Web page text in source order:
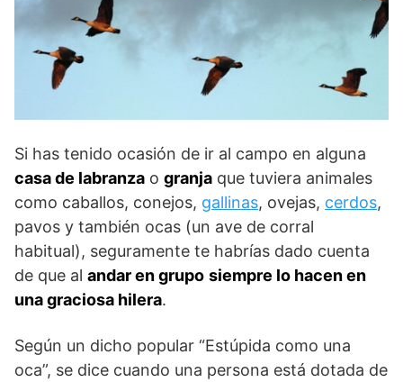
Si has tenido ocasión de ir al campo en alguna
casa de labranza o granja que tuviera animales
como caballos, conejos, gallinas, ovejas, cerdos,
pavos y también ocas (un ave de corral
habitual), seguramente te habrías dado cuenta
de que al andar en grupo siempre lo hacen en
una graciosa hilera.
Según un dicho popular “Estúpida como una
oca”, se dice cuando una persona está dotada de